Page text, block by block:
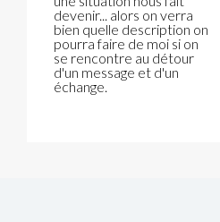
devenir... alors on verra
bien quelle description on
pourra faire de moi si on
se rencontre au détour
d'un message et d'un
échange.